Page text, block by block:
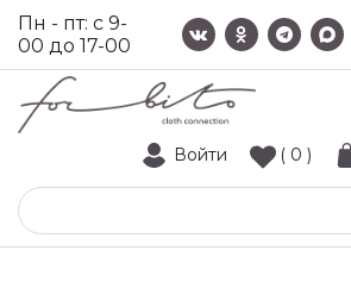
Пн - пт: с 9-
00 до 17-00
Войти ( 0 )